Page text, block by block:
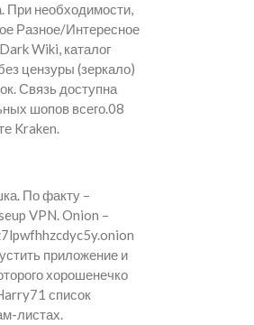
При необходимости,
Разное/Интересное
Wiki, каталог
цензуры (зеркало)
Связь доступна
шопов всего.08
Kraken.
По факту –
VPN. Onion –
приложение и
хорошенечко
список
листах.